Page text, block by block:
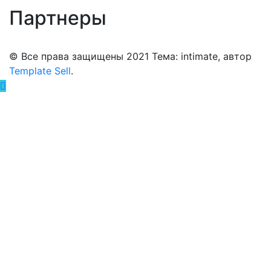
Партнеры
© Все права защищены 2021 Тема: intimate, автор
Template Sell.